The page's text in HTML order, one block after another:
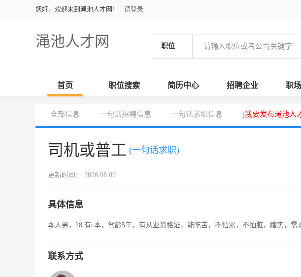
您好，欢迎来到渑池人才网！ 请登录
渑池人才网 职位
首页 职位搜索 简历中心 招聘企业 职
全部信息 一句话招聘信息 一句话求职信息 [我要发布渑池人
司机或普工 (一句话求职)
更新时间： 2026.08.09
具体信息
本人男，28.有c本，驾龄5年，有从业资格证，能吃苦，不怕累，不怕脏，踏实，需
联系方式